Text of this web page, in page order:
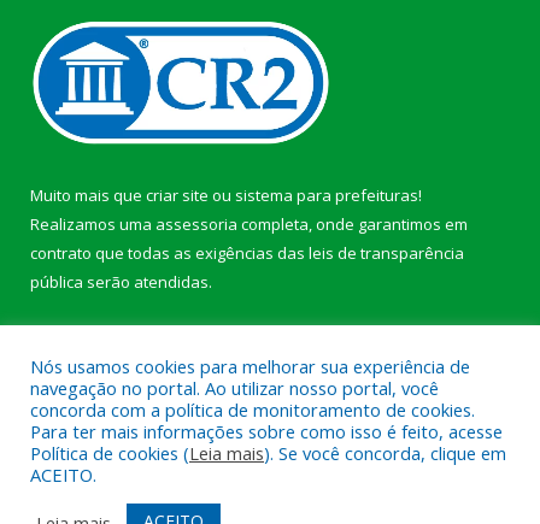
Muito mais que criar site ou sistema para prefeituras!
Realizamos uma assessoria completa, onde garantimos em
contrato que todas as exigências das leis de transparência
pública serão atendidas.
Todos os direitos reservados a Câmara Municipal de Anajás.
Mapa do Site Acessar Área Administrativa
Nós usamos cookies para melhorar sua experiência de
navegação no portal. Ao utilizar nosso portal, você
concorda com a política de monitoramento de cookies.
Para ter mais informações sobre como isso é feito, acesse
Política de cookies (Leia mais). Se você concorda, clique em
ACEITO.